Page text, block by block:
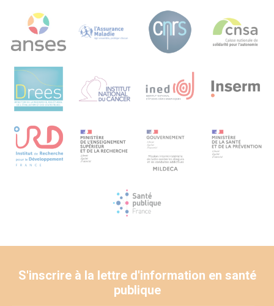
le cadre de parcours en formation initiale et continue des
professionnels. Ces actions de formation pourront
s’appuyer sur les résultats de la recherche tant au niveau
de l’actualisation des connaissances sur le développement
du jeune enfant avec autisme, que du point de vue des
processus mis à l’œuvre dans le travail interprofessionnel
associant les parents.
D’autre part cette recherche peut alimenter la réflexion
concernant ces nouvelles modalités de scolarisation et
s’inscrire dans un continuum de recherches relatif aux
prochains plans autisme.
S'inscrire à la lettre d'information en santé
publique